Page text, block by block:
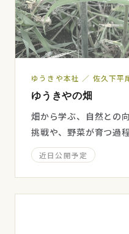
ゆうきや本社 ／ 佐久下平
ゆうきやの畑
畑から学ぶ、自然との
挑戦や、野菜が育つ過
近日公開予定